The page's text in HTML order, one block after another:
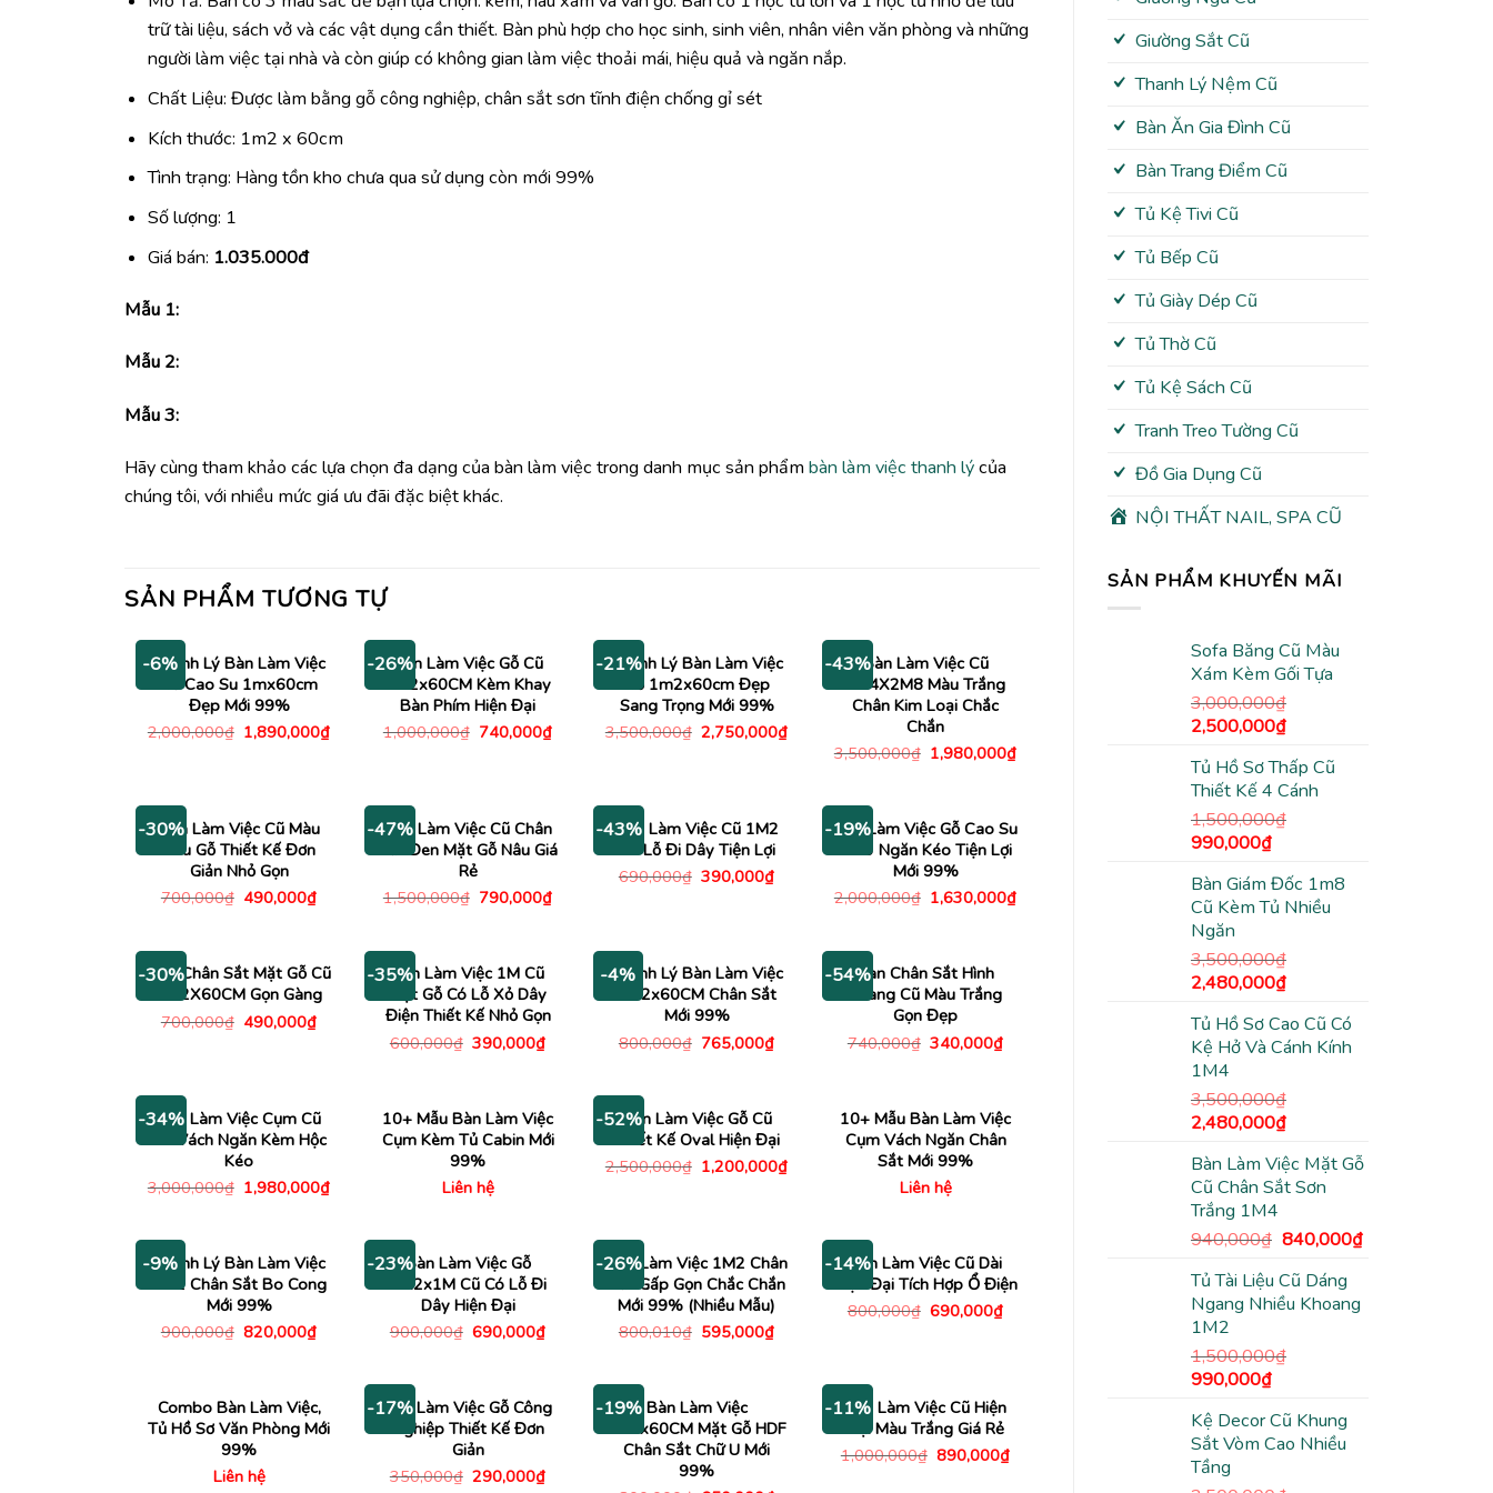
Giường Sắt Cũ
Thanh Lý Nệm Cũ
Bàn Ăn Gia Đình Cũ
Bàn Trang Điểm Cũ
Tủ Kệ Tivi Cũ
Tủ Bếp Cũ
Tủ Giày Dép Cũ
Tủ Thờ Cũ
Tủ Kệ Sách Cũ
Tranh Treo Tường Cũ
Đồ Gia Dụng Cũ
NỘI THẤT NAIL, SPA CŨ
SẢN PHẨM KHUYẾN MÃI
Sofa Băng Cũ Màu
Xám Kèm Gối Tựa
3,000,000₫
Giá
là:
3,000,000₫.
2,500,000₫Giá
tại
là:
2,500,000₫.
Tủ Hồ Sơ Thấp Cũ
Thiết Kế 4 Cánh
1,500,000₫
Giá
là:
1,500,000₫.
990,000₫Giá
tại
là:
Bàn Giám Đốc 1m8
Cũ Kèm Tủ Nhiều
Ngăn
3,500,000₫
Giá
là:
3,500,000₫.
2,480,000₫Giá
tại
là:
Tủ Hồ Sơ Cao Cũ Có
Kệ Hở Và Cánh Kính
1M4
3,500,000₫
Giá
là:
3,500,000₫.
2,480,000₫Giá
tại
là:
Bàn Làm Việc Mặt Gỗ
Cũ Chân Sắt Sơn
Trắng 1M4
940,000₫ Giá
là:
940,000₫.
840,000₫Giá
Tủ Tài Liệu Cũ Dáng
Ngang Nhiều Khoang
1M2
1,500,000₫
Giá
là:
1,500,000₫.
990,000₫Giá
tại
là:
Kệ Decor Cũ Khung
Sắt Vòm Cao Nhiều
Tầng
trữ tài liệu, sách vở và các vật dụng cần thiết. Bàn phù hợp cho học sinh, sinh viên, nhân viên văn phòng và những
người làm việc tại nhà và còn giúp có không gian làm việc thoải mái, hiệu quả và ngăn nắp.
Chất Liệu: Được làm bằng gỗ công nghiệp, chân sắt sơn tĩnh điện chống gỉ sét
Kích thước: 1m2 x 60cm
Tình trạng: Hàng tồn kho chưa qua sử dụng còn mới 99%
Số lượng: 1
Giá bán: 1.035.000đ
Mẫu 1:
Mẫu 2:
Mẫu 3:
Hãy cùng tham khảo các lựa chọn đa dạng của bàn làm việc trong danh mục sản phẩm bàn làm việc thanh lýcủa
chúng tôi, với nhiều mức giá ưu đãi đặc biệt khác.
SẢN PHẨM TƯƠNG TỰ
-6%
Thanh Lý Bàn Làm Việc
Gỗ Cao Su 1mx60cm
Đẹp Mới 99%
2,000,000₫ Giá
gốc
1,890,000₫Giá
-26%Bàn Làm Việc Gỗ Cũ
1M2x60CM Kèm Khay
Bàn Phím Hiện Đại
1,000,000₫ Giá
740,000₫Giá
-21%
Thanh Lý Bàn Làm Việc
Gỗ 1m2x60cm Đẹp
Sang Trọng Mới 99%
3,500,000₫ Giá
gốc
2,750,000₫Giá
-43%Bàn Làm Việc Cũ
1M4X2M8 Màu Trắng
Chân Kim Loại Chắc
Chắn
3,500,000₫ Giá
gốc
1,980,000₫Giá
-30%
Bàn Làm Việc Cũ Màu
Nâu Gỗ Thiết Kế Đơn
Giản Nhỏ Gọn
700,000₫ Giá
490,000₫Giá
490,000₫.
-47%
Bàn Làm Việc Cũ Chân
Sắt Đen Mặt Gỗ Nâu Giá
Rẻ
1,500,000₫ Giá
790,000₫Giá
790,000₫.
-43%
Bàn Làm Việc Cũ 1M2
Có Lỗ Đi Dây Tiện Lợi
690,000₫ Giá
390,000₫Giá
-19%
Bàn Làm Việc Gỗ Cao Su
Có 3 Ngăn Kéo Tiện Lợi
Mới 99%
2,000,000₫ Giá
gốc
1,630,000₫Giá
-30%
Bàn Chân Sắt Mặt Gỗ Cũ
1M2X60CM Gọn Gàng
700,000₫ Giá
490,000₫Giá
-35%Bàn Làm Việc 1M Cũ
Mặt Gỗ Có Lỗ Xỏ Dây
Điện Thiết Kế Nhỏ Gọn
600,000₫ Giá
390,000₫Giá
390,000₫.
-4%
Thanh Lý Bàn Làm Việc
1M2x60CM Chân Sắt
Mới 99%
800,000₫ Giá
765,000₫Giá
-54%Bàn Chân Sắt Hình
Thang Cũ Màu Trắng
Gọn Đẹp
740,000₫ Giá
340,000₫Giá
-34%
Bàn Làm Việc Cụm Cũ
Có Vách Ngăn Kèm Hộc
Kéo
3,000,000₫ Giá
gốc
1,980,000₫Giá
1,980,000₫.
10+ Mẫu Bàn Làm Việc
Cụm Kèm Tủ Cabin Mới
99%
Liên hệ
-52%Bàn Làm Việc Gỗ Cũ
Thiết Kế Oval Hiện Đại
2,500,000₫ Giá
gốc
1,200,000₫Giá
10+ Mẫu Bàn Làm Việc
Cụm Vách Ngăn Chân
Sắt Mới 99%
Liên hệ
-9%
Thanh Lý Bàn Làm Việc
1M2 Chân Sắt Bo Cong
Mới 99%
900,000₫ Giá
820,000₫Giá
820,000₫.
-23%Bàn Làm Việc Gỗ
1M2x1M Cũ Có Lỗ Đi
Dây Hiện Đại
900,000₫ Giá
690,000₫Giá
690,000₫.
-26%
Bàn Làm Việc 1M2 Chân
Sắt Gấp Gọn Chắc Chắn
Mới 99% (Nhiều Mẫu)
800,010₫ Giá
595,000₫Giá
595,000₫.
-14%Bàn Làm Việc Cũ Dài
Hiện Đại Tích Hợp Ổ Điện
800,000₫ Giá
690,000₫Giá
Combo Bàn Làm Việc,
Tủ Hồ Sơ Văn Phòng Mới
99%
Liên hệ
-17%
Bàn Làm Việc Gỗ Công
Nghiệp Thiết Kế Đơn
Giản
350,000₫ Giá
290,000₫Giá
-19% Bàn Làm Việc
1M2x60CM Mặt Gỗ HDF
Chân Sắt Chữ U Mới
99%
-11%
Bàn Làm Việc Cũ Hiện
Đại Màu Trắng Giá Rẻ
1,000,000₫ Giá
890,000₫Giá